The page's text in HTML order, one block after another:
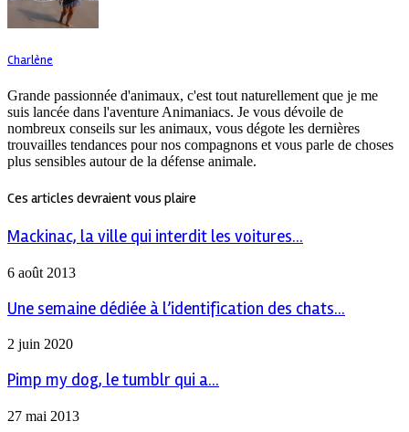
Charlène
Grande passionnée d'animaux, c'est tout naturellement que je me
suis lancée dans l'aventure Animaniacs. Je vous dévoile de
nombreux conseils sur les animaux, vous dégote les dernières
trouvailles tendances pour nos compagnons et vous parle de choses
plus sensibles autour de la défense animale.
Ces articles devraient vous plaire
Mackinac, la ville qui interdit les voitures...
6 août 2013
Une semaine dédiée à l’identification des chats...
2 juin 2020
Pimp my dog, le tumblr qui a...
27 mai 2013